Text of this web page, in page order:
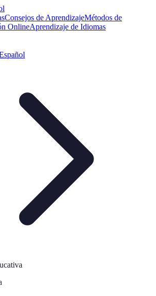
Consejos de AprendizajeMétodos de
OnlineAprendizaje de Idiomas